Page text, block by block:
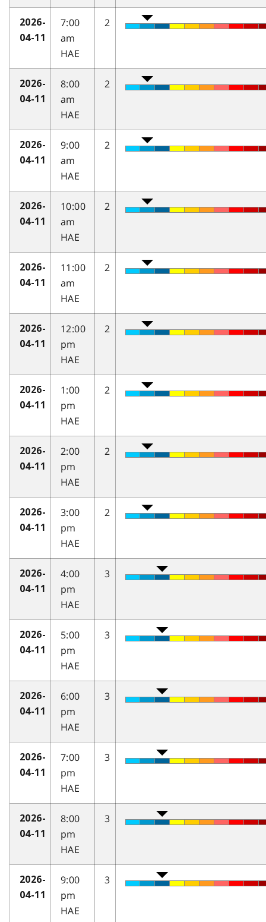
2026-
04-11
7:00
am
HAE
2
2026-
04-11
8:00
am
HAE
2
2026-
04-11
9:00
am
HAE
2
2026-
04-11
10:00
am
HAE
2
2026-
04-11
11:00
am
HAE
2
2026-
04-11
12:00
pm
HAE
2
2026-
04-11
1:00
pm
HAE
2
2026-
04-11
2:00
pm
HAE
2
2026-
04-11
3:00
pm
HAE
2
2026-
04-11
4:00
pm
HAE
3
2026-
04-11
5:00
pm
HAE
3
2026-
04-11
6:00
pm
HAE
3
2026-
04-11
7:00
pm
HAE
3
2026-
04-11
8:00
pm
HAE
3
2026-
04-11
9:00
pm
HAE
3